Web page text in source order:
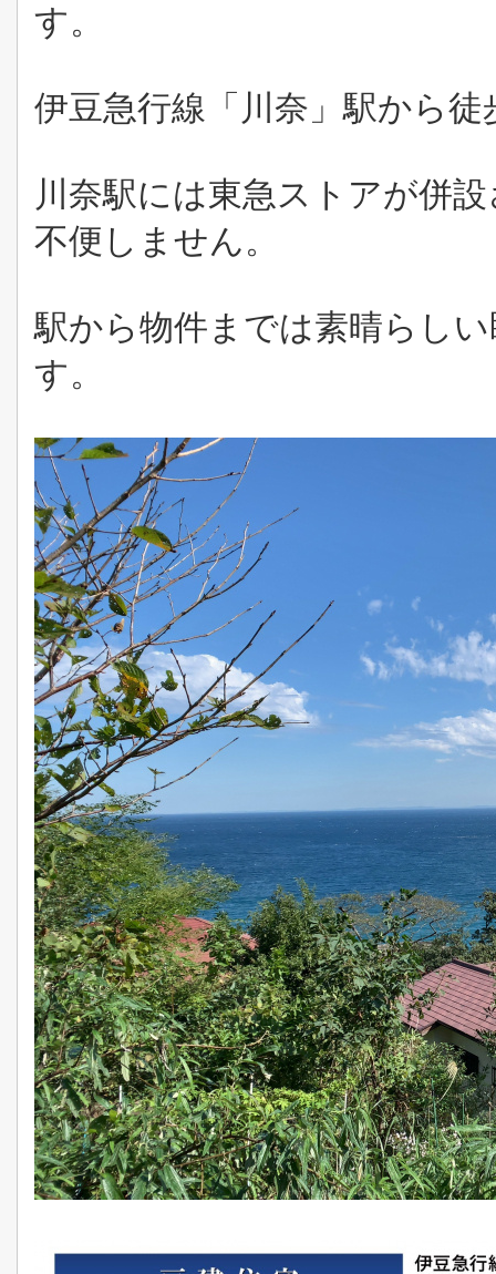
す。
伊豆急行線「川奈」駅から徒
川奈駅には東急ストアが併
不便しません。
駅から物件までは素晴らし
す。